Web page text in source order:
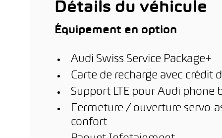
Détails du véhicule
Équipement en option
Audi Swiss Service Package+
Carte de recharge avec crédit
Support LTE pour Audi phone
Fermeture / ouverture servo-
confort